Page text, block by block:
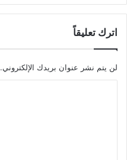
اترك تعليقاً
لن يتم نشر عنوان بريدك الإلكتروني.